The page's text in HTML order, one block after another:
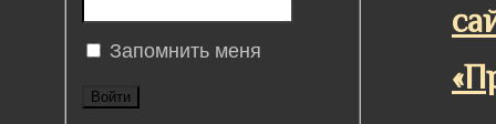
Запомнить меня
Войти